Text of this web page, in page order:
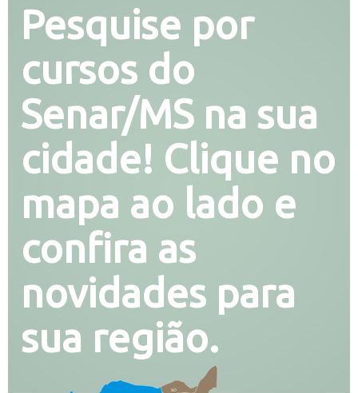
Pesquise por
cursos do
Senar/MS na sua
cidade! Clique no
mapa ao lado e
confira as
novidades para
sua região.
SO